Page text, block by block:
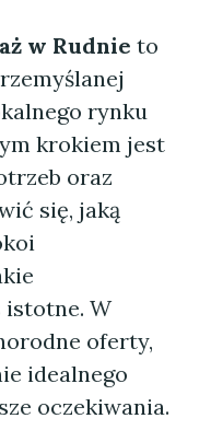
w Rudnie to
rynku
krokiem jest
oraz
się, jaką
istotne. W
oferty,
idealnego
oczekiwania.